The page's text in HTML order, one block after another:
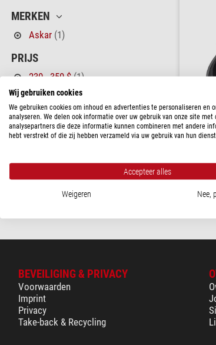
MERKEN
Askar (1)
PRIJS
230 - 350 $ (1)
TELESCOOP AANSLUITING
T2, M48, M54(1)
LEVERINGS STATUS
Askar
Off-Axis-
BEVEILIGING & PRIVACY
Voorwaarden
Imprint
Privacy
Take-back & Recycling
Wij gebruiken cookies
We gebruiken cookies om inhoud en advertenties te personaliseren en
analyseren. We delen ook informatie over uw gebruik van onze site met
analysepartners die deze informatie kunnen combineren met andere
hebt verstrekt of die zij hebben verzameld via uw gebruik van hun
Accepteer alles
Weigeren Nee,